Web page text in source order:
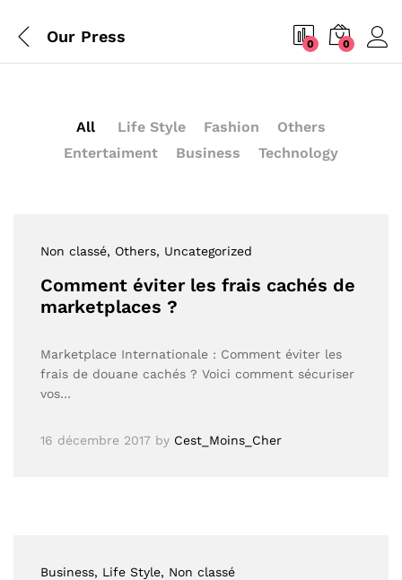
Our Press 0 0
All Life Style Fashion
Others
Entertaiment
Business Technology
Non classé, Others, Uncategorized
Comment éviter les frais cachés de
marketplaces ?
Marketplace Internationale : Comment éviter les
frais de douane cachés ? Voici comment sécuriser
vos…
16 décembre 2017 by Cest_Moins_Cher
Business, Life Style, Non classé